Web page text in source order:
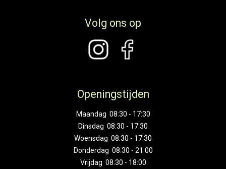
Volg ons op
Openingstijden
Maandag 08:30 - 17:30
Dinsdag 08:30 - 17:30
Woensdag 08:30 - 17:30
Donderdag 08:30 - 21:00
Vrijdag 08:30 - 18:00